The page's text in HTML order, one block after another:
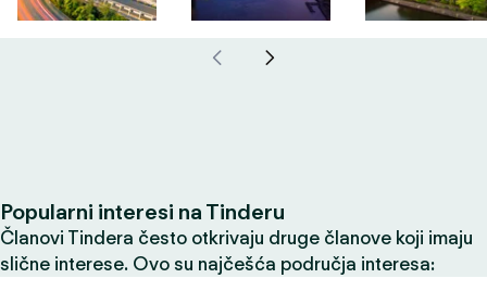
Popularni interesi na Tinderu
Članovi Tindera često otkrivaju druge članove koji imaju
slične interese. Ovo su najčešća područja interesa: